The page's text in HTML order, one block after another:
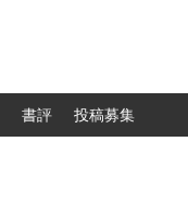
書評 投稿募集